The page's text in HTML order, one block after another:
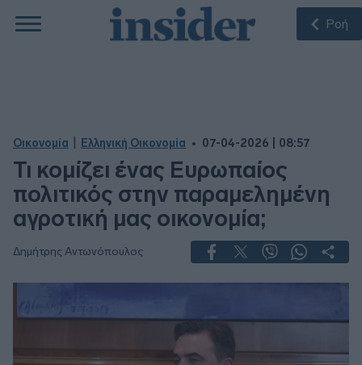
Ροή
Οικονομία Ελληνική Οικονομία 07-04-2026 | 08:57
Τι κομίζει ένας Ευρωπαίος
πολιτικός στην παραμελημένη
αγροτική μας οικονομία;
Δημήτρης Αντωνόπουλος